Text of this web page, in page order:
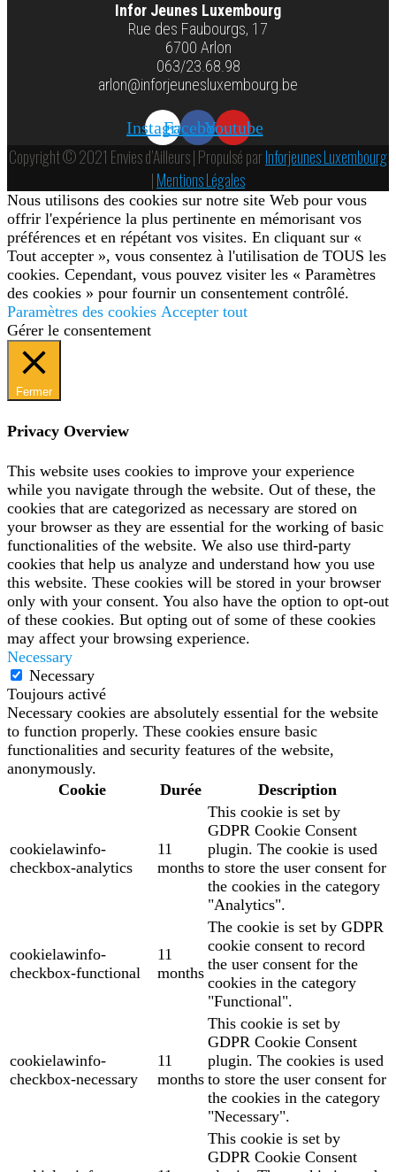
Infor Jeunes Luxembourg
Rue des Faubourgs, 17
6700 Arlon
063/23.68.98
arlon@inforjeunesluxembourg.be
InstagramFacebookYoutube
Copyright © 2021 Envies d’Ailleurs | Propulsé parInforjeunes Luxembourg
|Mentions Légales
Nous utilisons des cookies sur notre site Web pour vous
offrir l'expérience la plus pertinente en mémorisant vos
préférences et en répétant vos visites. En cliquant sur «
Tout accepter », vous consentez à l'utilisation de TOUS les
cookies. Cependant, vous pouvez visiter les « Paramètres
des cookies » pour fournir un consentement contrôlé.
Paramètres des cookies Accepter tout
Gérer le consentement
Fermer
Privacy Overview
This website uses cookies to improve your experience
while you navigate through the website. Out of these, the
cookies that are categorized as necessary are stored on
your browser as they are essential for the working of basic
functionalities of the website. We also use third-party
cookies that help us analyze and understand how you use
this website. These cookies will be stored in your browser
only with your consent. You also have the option to opt-out
of these cookies. But opting out of some of these cookies
may affect your browsing experience.
Necessary
Necessary
Toujours activé
Necessary cookies are absolutely essential for the website
to function properly. These cookies ensure basic
functionalities and security features of the website,
anonymously.
Cookie
Durée Description
cookielawinfo-
checkbox-analytics
11
months
This cookie is set by
GDPR Cookie Consent
plugin. The cookie is used
to store the user consent for
the cookies in the category
"Analytics".
cookielawinfo-
checkbox-functional
11
months
The cookie is set by GDPR
cookie consent to record
the user consent for the
cookies in the category
"Functional".
cookielawinfo-
checkbox-necessary
11
months
This cookie is set by
GDPR Cookie Consent
plugin. The cookies is used
to store the user consent for
the cookies in the category
"Necessary".
This cookie is set by
GDPR Cookie Consent